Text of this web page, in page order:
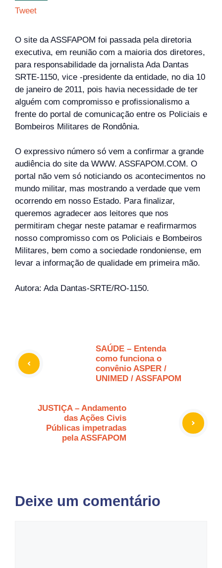
Tweet
O site da ASSFAPOM foi passada pela diretoria
executiva, em reunião com a maioria dos diretores,
para responsabilidade da jornalista Ada Dantas
SRTE-1150, vice -presidente da entidade, no dia 10
de janeiro de 2011, pois havia necessidade de ter
alguém com compromisso e profissionalismo a
frente do portal de comunicação entre os Policiais e
Bombeiros Militares de Rondônia.
O expressivo número só vem a confirmar a grande
audiência do site da WWW. ASSFAPOM.COM. O
portal não vem só noticiando os acontecimentos no
mundo militar, mas mostrando a verdade que vem
ocorrendo em nosso Estado. Para finalizar,
queremos agradecer aos leitores que nos
permitiram chegar neste patamar e reafirmarmos
nosso compromisso com os Policiais e Bombeiros
Militares, bem como a sociedade rondoniense, em
levar a informação de qualidade em primeira mão.
Autora: Ada Dantas-SRTE/RO-1150.
SAÚDE – Entenda
como funciona o
convênio ASPER /
UNIMED / ASSFAPOM
JUSTIÇA – Andamento
das Ações Civis
Públicas impetradas
pela ASSFAPOM
Deixe um comentário